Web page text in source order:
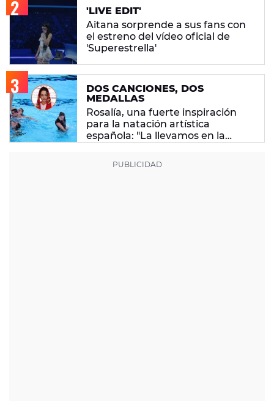
'LIVE EDIT'
Aitana sorprende a sus fans con
el estreno del vídeo oficial de
'Superestrella'
DOS CANCIONES, DOS
MEDALLAS
Rosalía, una fuerte inspiración
para la natación artística
española: "La llevamos en la